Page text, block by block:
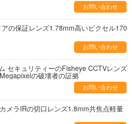
お問い合わせ
の保証レンズ1.78mm高いピクセル170
お問い合わせ
セキュリティーのFisheye CCTVレンズ
の破壊者の証拠
お問い合わせ
メラIRの切口レンズ1.8mm共焦点軽量